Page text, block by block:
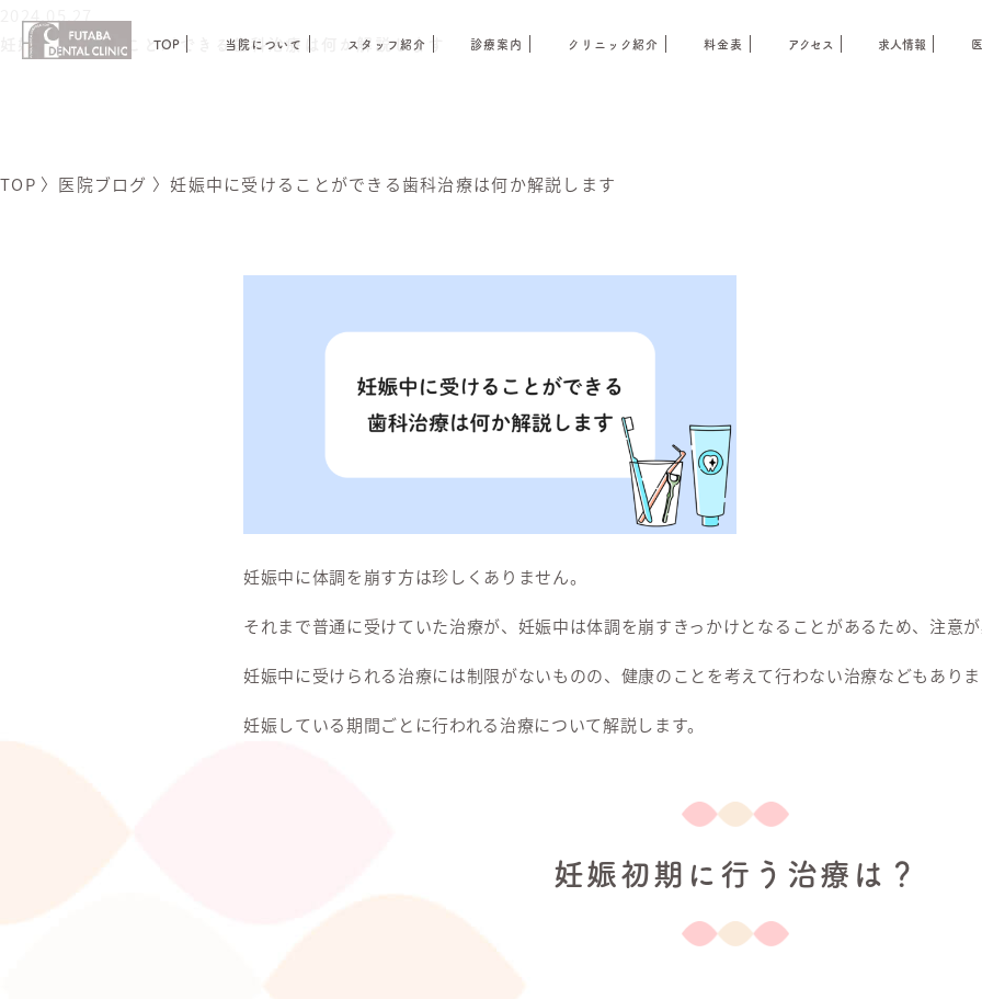
TOP 当院について スタッフ紹介 診療案内 クリニック紹介 料金表 アクセス 求人情報
妊娠中に受けることができる歯科治療は何か解説します
TOP 〉 医院ブログ 〉妊娠中に受けることができる歯科治療は何か解説します
妊娠中に体調を崩す方は珍しくありません。
それまで普通に受けていた治療が、妊娠中は体調を崩すきっかけとなることがあるため、注意
妊娠中に受けられる治療には制限がないものの、健康のことを考えて行わない治療などもあり
妊娠している期間ごとに行われる治療について解説します。
妊娠初期に行う治療は？